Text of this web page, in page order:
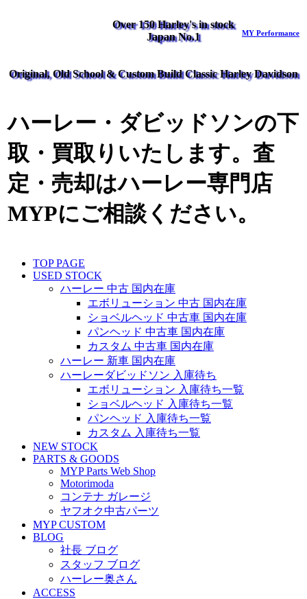
Over 150 Harley's in stock
Japan No.1
MY Performance
Original, Old School & Custom Build Classic Harley Davidson
ハーレー・ダビッドソンの下
取・買取りいたします。査
定・売却はハーレー専門店
MYPにご相談ください。
TOP PAGE
USED STOCK
ハーレー 中古 国内在庫
エボリューション 中古 国内在庫
ショベルヘッド 中古車 国内在庫
パンヘッド 中古車 国内在庫
カスタム 中古車 国内在庫
ハーレー 新車 国内在庫
ハーレーダビッドソン 入庫待ち
エボリューション 入庫待ち一覧
ショベルヘッド 入庫待ち一覧
パンヘッド 入庫待ち一覧
カスタム 入庫待ち一覧
NEW STOCK
PARTS & GOODS
MYP Parts Web Shop
Motorimoda
コンテナ ガレージ
ヤフオク中古パーツ
MYP CUSTOM
BLOG
社長 ブログ
スタッフ ブログ
ハーレー奥さん
ACCESS